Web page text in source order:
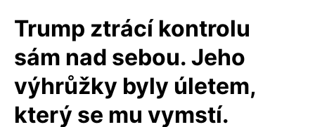
Trump ztrácí kontrolu
sám nad sebou. Jeho
výhrůžky byly úletem,
který se mu vymstí.